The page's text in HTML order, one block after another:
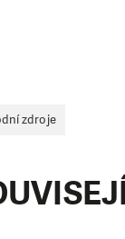
zdroje
pomoci